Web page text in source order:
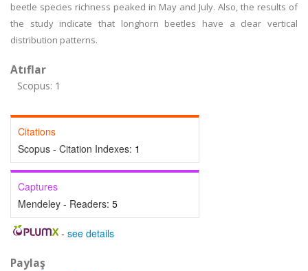
beetle species richness peaked in May and July. Also, the results of
the study indicate that longhorn beetles have a clear vertical
distribution patterns.
Atıflar
Scopus: 1
Citations
Scopus - Citation Indexes: 1
Captures
Mendeley - Readers: 5
- see details
Paylaş